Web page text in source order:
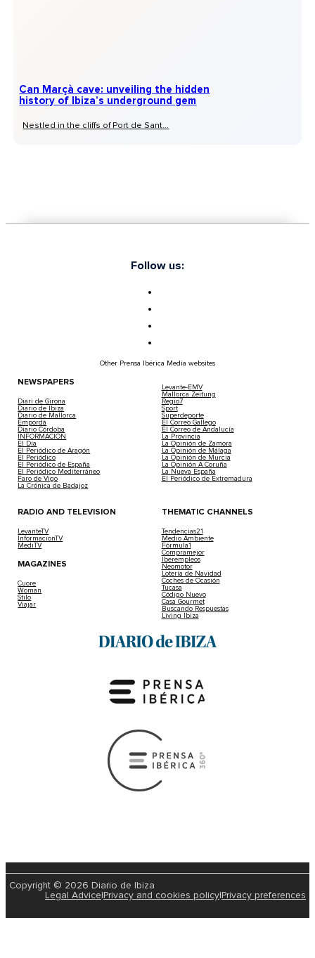
Can Marçà cave: unveiling the hidden
history of Ibiza’s underground gem
Nestled in the cliffs of Port de Sant...
Follow us:
Other Prensa Ibérica Media websites
NEWSPAPERS
Diari de Girona
Diario de Ibiza
Diario de Mallorca
Empordà
Diario Córdoba
INFORMACIÓN
El Día
El Periódico de Aragón
El Periódico
El Periódico de España
El Periódico Mediterráneo
Faro de Vigo
La Crónica de Badajoz
Levante-EMV
Mallorca Zeitung
Regio7
Sport
Superdeporte
El Correo Gallego
El Correo de Andalucía
La Provincia
La Opinión de Zamora
La Opinión de Málaga
La Opinión de Murcia
La Opinión A Coruña
La Nueva España
El Periódico de Extremadura
RADIO AND TELEVISION
LevanteTV
InformacionTV
MediTV
MAGAZINES
Cuore
Woman
Stilo
Viajar
THEMATIC CHANNELS
Tendencias21
Medio Ambiente
Fórmula1
Compramejor
Iberempleos
Neomotor
Lotería de Navidad
Coches de Ocasión
Tucasa
Código Nuevo
Casa Gourmet
Buscando Respuestas
Living Ibiza
Copyright © 2026 Diario de Ibiza
Legal Advice Privacy and cookies policy Privacy preferences